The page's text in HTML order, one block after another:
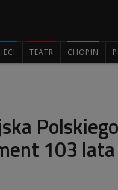
TEATR CHOPIN
103 lata